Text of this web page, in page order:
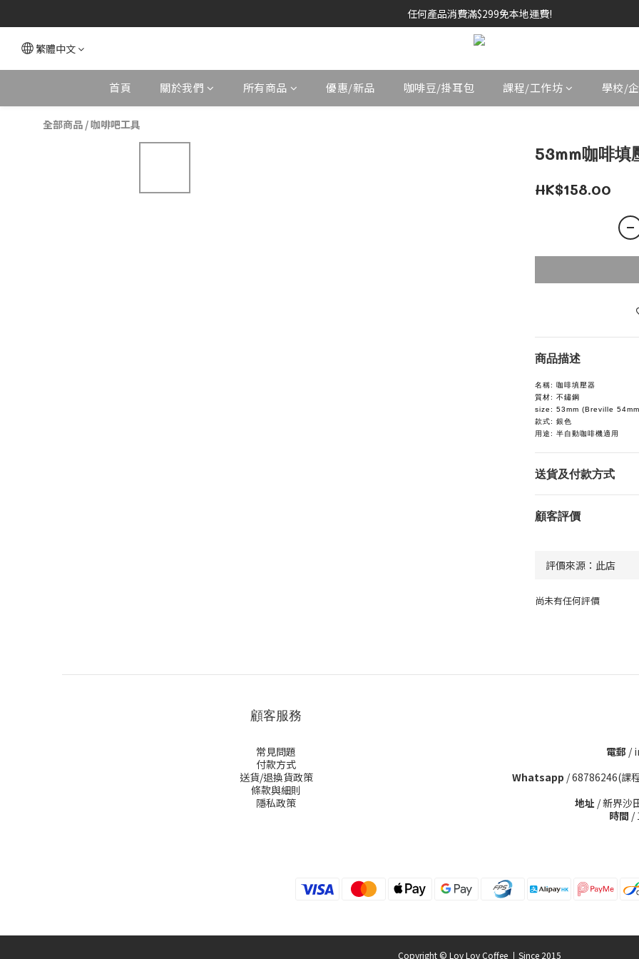
任何產品消費滿$299免本地運費!
繁體中文
首頁 關於我們 所有商品 優惠/新品 咖啡豆/掛耳包 課程/工作坊 學校/
全部商品 /咖啡吧工具
53mm咖啡
HK$158.00
商品描述
名稱: 咖啡填壓器
質材: 不鏽鋼
size: 53mm (Breville
款式: 銀色
用途: 半自動咖啡機適用
送貨及付款方式
顧客評價
尚未有任何評價
顧客服務
常見問題
付款方式
送貨/退換貨政策
條款與細則
隱私政策
電郵 /
Whatsapp /68786246(課
地址 / 新界沙
時間 /
Copyright © Lov Lov Coffee 丨Since 2015